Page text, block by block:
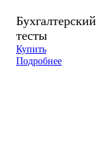
тесты
Купить
Подробнее